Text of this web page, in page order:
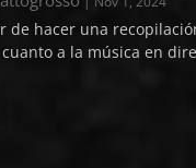
de hacer una
a la música en